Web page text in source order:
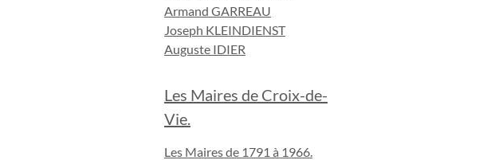
Armand GARREAU
Joseph KLEINDIENST
Auguste IDIER
Les Maires de Croix-de-
Vie.
Les Maires de 1791 à 1966.